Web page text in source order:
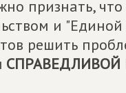
признать,
и "Единой
решить
СПРАВЕДЛИВОЙ